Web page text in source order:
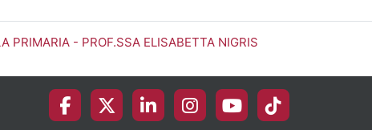
PRIMARIA - PROF.SSA ELISABETTA NIGRIS